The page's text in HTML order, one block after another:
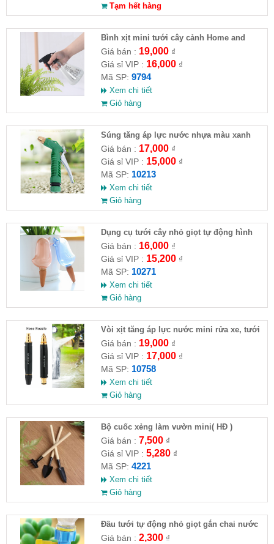
Tạm hết hàng
Bình xịt mini tưới cây cảnh Home and
Garden 500ml
Giá bán : 19,000₫
Giá sỉ VIP : 16,000₫
Mã SP: 9794
Xem chi tiết
Giỏ hàng
Súng tăng áp lực nước nhựa màu xanh
Giá bán : 17,000₫
Giá sỉ VIP : 15,000₫
Mã SP: 10213
Xem chi tiết
Giỏ hàng
Dụng cụ tưới cây nhỏ giọt tự động hình
con chim
Giá bán : 16,000₫
Giá sỉ VIP : 15,200₫
Mã SP: 10271
Xem chi tiết
Giỏ hàng
Vòi xịt tăng áp lực nước mini rửa xe, tưới
cây
Giá bán : 19,000₫
Giá sỉ VIP : 17,000₫
Mã SP: 10758
Xem chi tiết
Giỏ hàng
Bộ cuốc xẻng làm vườn mini( HĐ )
Giá bán : 7,500₫
Giá sỉ VIP : 5,280₫
Mã SP: 4221
Xem chi tiết
Giỏ hàng
Đầu tưới tự động nhỏ giọt gắn chai nước
có van chỉnh
Giá bán : 2,300₫